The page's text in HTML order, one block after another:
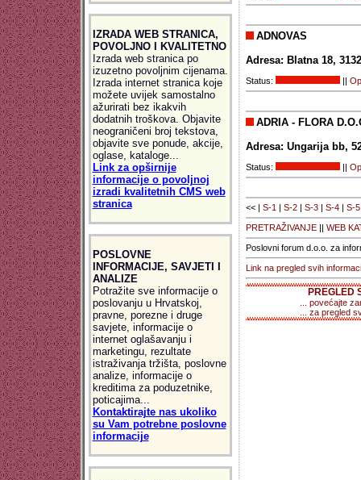
IZRADA WEB STRANICA,
POVOLJNO I KVALITETNO
Izrada web stranica po
izuzetno povoljnim cijenama.
Izrada internet stranica koje
možete uvijek samostalno
ažurirati bez ikakvih
dodatnih troškova. Objavite
neograničeni broj tekstova,
objavite sve ponude, akcije,
oglase, kataloge...
Link za opširnije
informacije o povoljnoj
izradi kvalitetnih CMS web
stranica
POSLOVNE
INFORMACIJE, SAVJETI I
ANALIZE
Potražite sve informacije o
poslovanju u Hrvatskoj,
pravne, porezne i druge
savjete, informacije o
internet oglašavanju i
marketingu, rezultate
istraživanja tržišta, poslovne
analize, informacije o
kreditima za poduzetnike,
poticajima...
Kontaktirajte nas ukoliko
su Vam potrebne poslovne
informacije
ADNOVAS
Adresa: Blatna 18,
Status: ||
ADRIA - FLORA
Adresa: Ungarija bb,
Status: ||
<< | S-1 | S-2| S-3| S-4| S-5
PRETRAŽIVANJE|| WEB
Poslovni forum d.o.o. za
Link na pregled svih
PREGLED
... povećajte
... za pregled